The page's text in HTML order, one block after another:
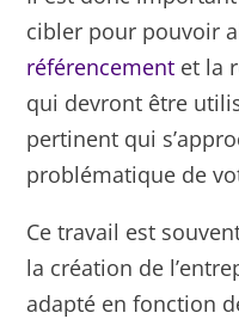
cibler pour pouvoir
référencement et la
qui devront être
pertinent qui
problématique de
Ce travail est
la création de
adapté en fonction